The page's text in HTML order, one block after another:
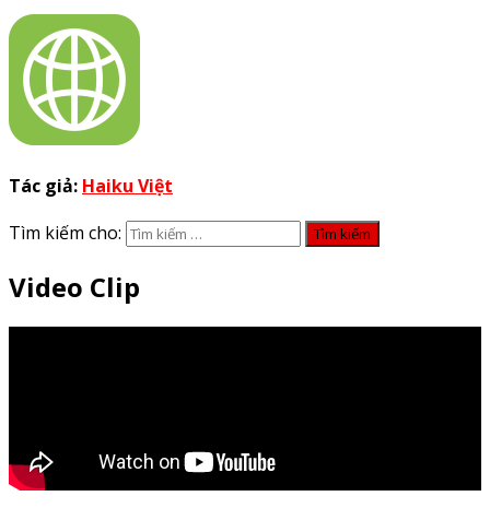
Tác giả: Haiku Việt
Tìm kiếm cho:
Video Clip